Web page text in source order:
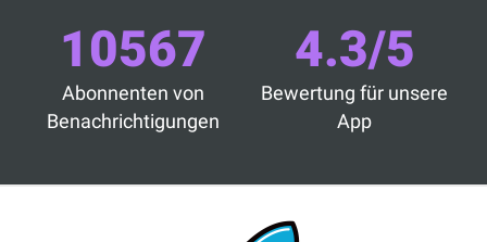
10567
Abonnenten von
Benachrichtigungen
4.3/5
Bewertung für unsere
App